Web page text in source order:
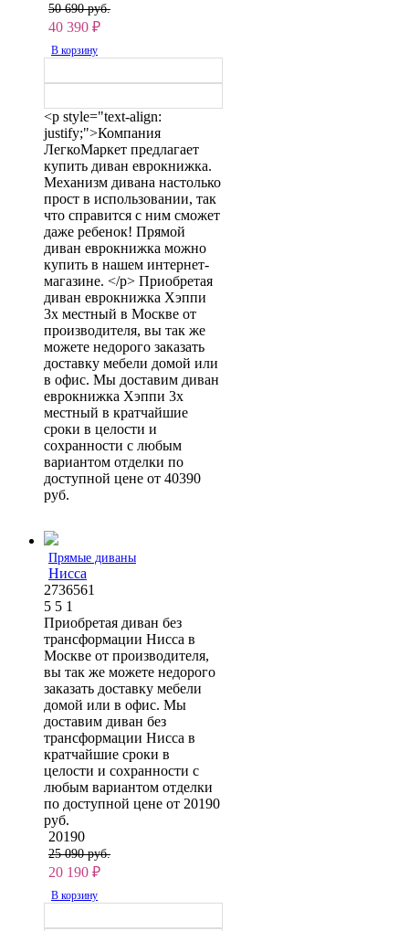
50 690 руб.
40 390 ₽
В корзину
<p style="text-align:
justify;">Компания
ЛегкоМаркет предлагает
купить диван еврокнижка.
Механизм дивана настолько
прост в использовании, так
что справится с ним сможет
даже ребенок! Прямой
диван еврокнижка можно
купить в нашем интернет-
магазине. </p> Приобретая
диван еврокнижка Хэппи
3х местный в Москве от
производителя, вы так же
можете недорого заказать
доставку мебели домой или
в офис. Мы доставим диван
еврокнижка Хэппи 3х
местный в кратчайшие
сроки в целости и
сохранности с любым
вариантом отделки по
доступной цене от 40390
руб.
Прямые диваны
Нисса
2736561
5 5 1
Приобретая диван без
трансформации Нисса в
Москве от производителя,
вы так же можете недорого
заказать доставку мебели
домой или в офис. Мы
доставим диван без
трансформации Нисса в
кратчайшие сроки в
целости и сохранности с
любым вариантом отделки
по доступной цене от 20190
руб.
20190
25 090 руб.
20 190 ₽
В корзину